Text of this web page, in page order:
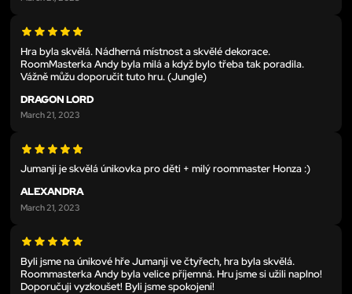
Hra byla skvělá. Nádherná místnost a skvělé dekorace.
RoomMasterka Andy byla milá a když bylo třeba tak poradila.
Vážně můžu doporučit tuto hru. (Jungle)
DRAGON LORD
March 21, 2023
Jumanji je skvělá únikovka pro děti + milý roommaster Honza :)
ALEXANDRA
March 21, 2023
Byli jsme na únikové hře Jumanji ve čtyřech, hra byla skvělá.
Roommasterka Andy byla velice příjemná. Hru jsme si užili naplno!
Doporučuji vyzkoušet! Byli jsme spokojení!